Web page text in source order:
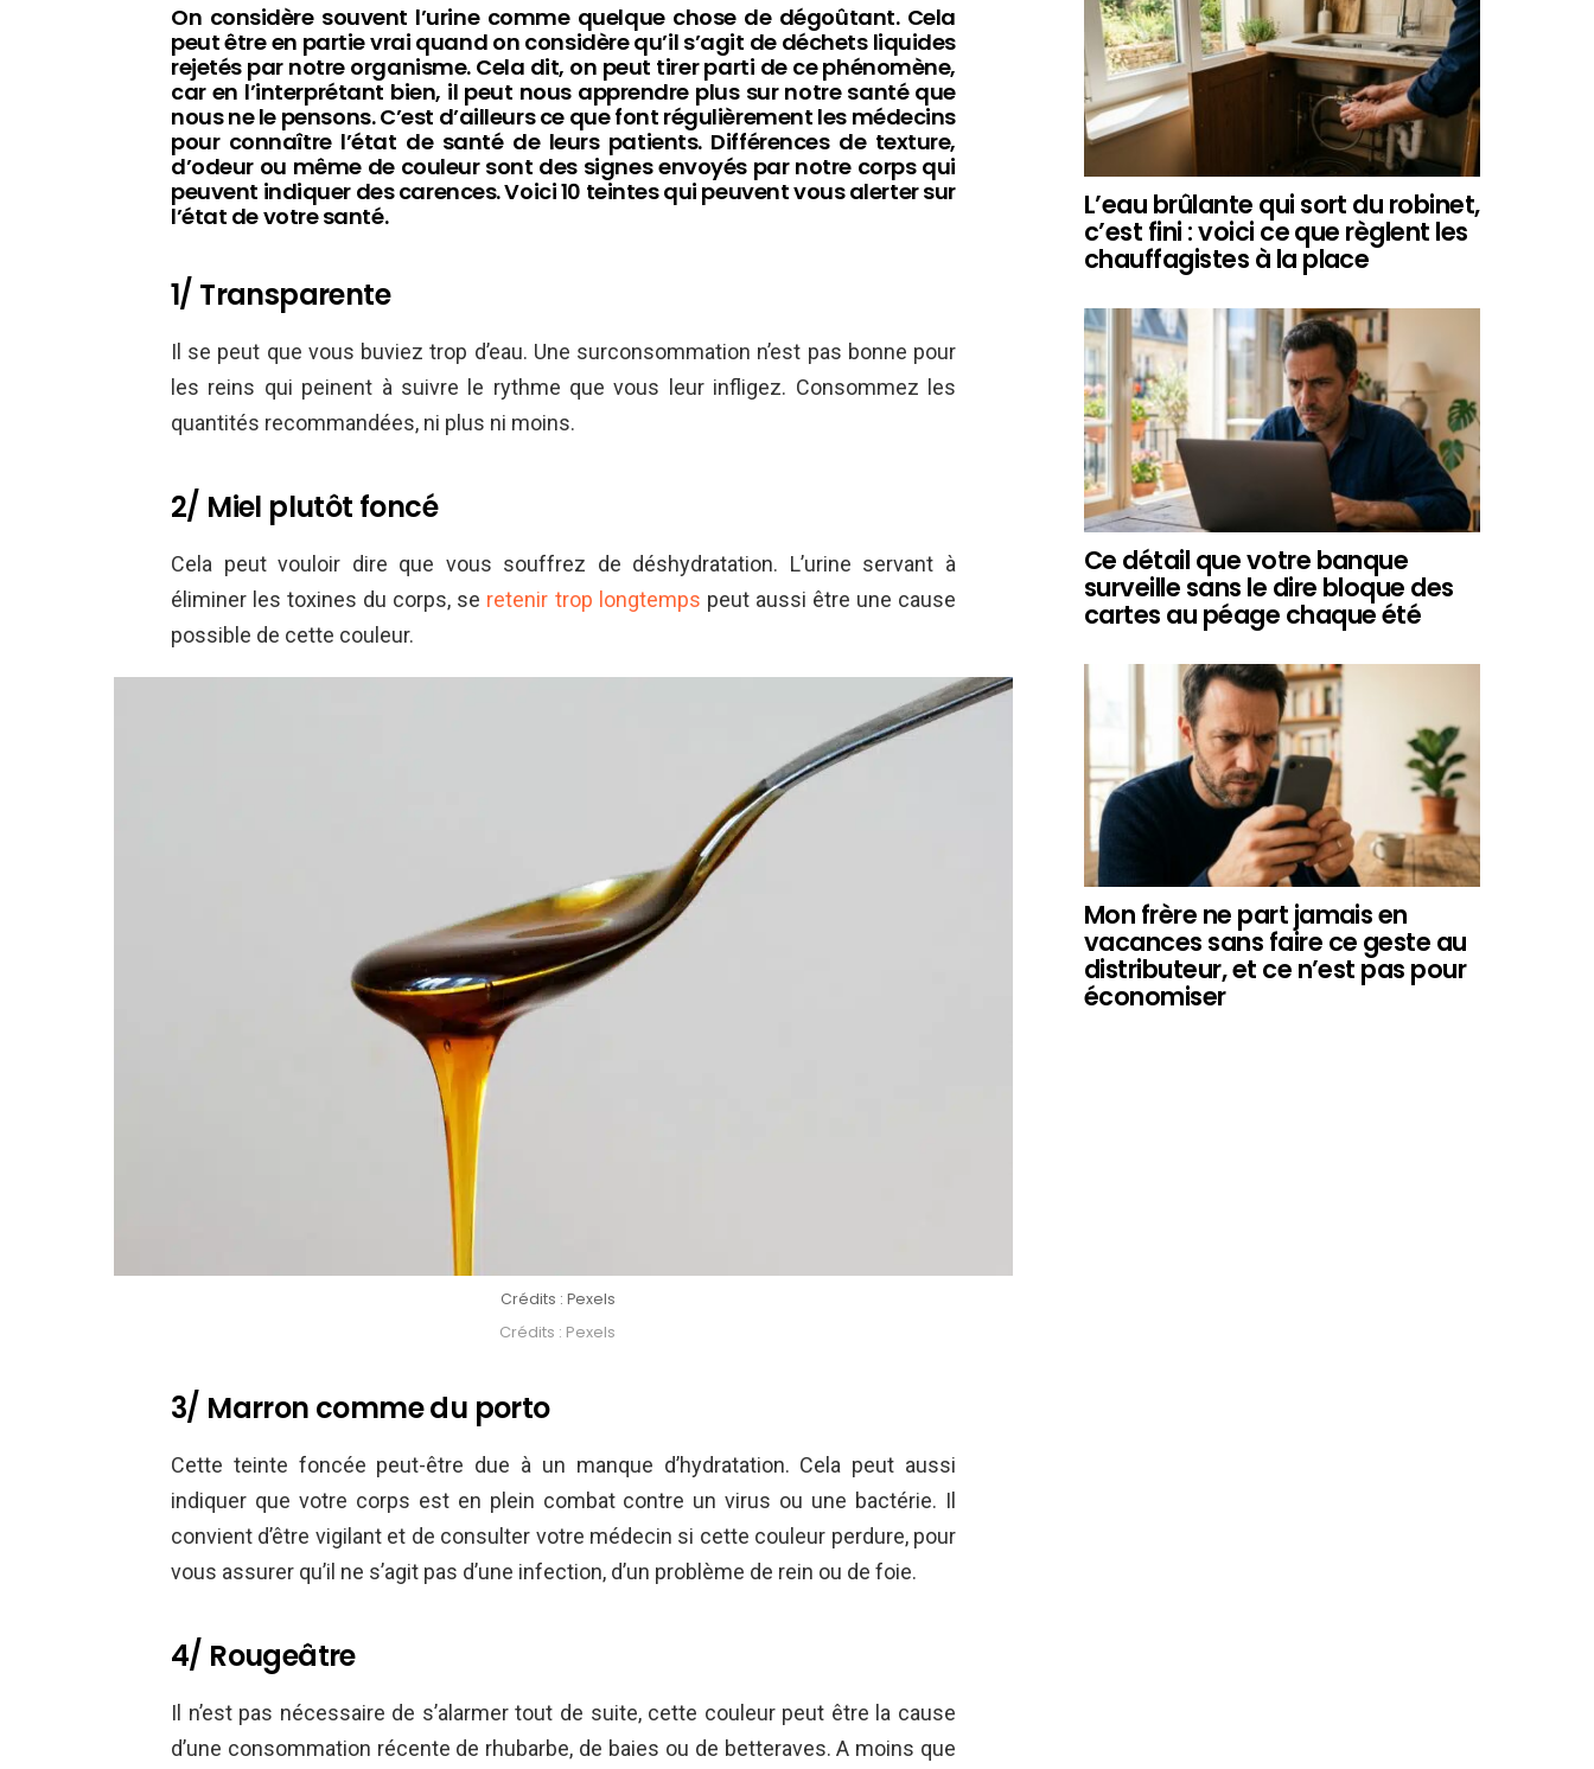
On considère souvent l’urine comme quelque chose de dégoûtant. Cela
peut être en partie vrai quand on considère qu’il s’agit de déchets liquides
rejetés par notre organisme. Cela dit, on peut tirer parti de ce phénomène,
car en l’interprétant bien, il peut nous apprendre plus sur notre santé que
nous ne le pensons. C’est d’ailleurs ce que font régulièrement les médecins
pour connaître l’état de santé de leurs patients. Différences de texture,
d’odeur ou même de couleur sont des signes envoyés par notre corps qui
peuvent indiquer des carences. Voici 10 teintes qui peuvent vous alerter sur
l’état de votre santé.
1/ Transparente
Il se peut que vous buviez trop d’eau. Une surconsommation n’est pas bonne pour
les reins qui peinent à suivre le rythme que vous leur infligez. Consommez les
quantités recommandées, ni plus ni moins.
2/ Miel plutôt foncé
Cela peut vouloir dire que vous souffrez de déshydratation. L’urine servant à
éliminer les toxines du corps, se retenir trop longtemps peut aussi être une cause
possible de cette couleur.
Crédits : Pexels
Crédits : Pexels
3/ Marron comme du porto
Cette teinte foncée peut-être due à un manque d’hydratation. Cela peut aussi
indiquer que votre corps est en plein combat contre un virus ou une bactérie. Il
convient d’être vigilant et de consulter votre médecin si cette couleur perdure, pour
vous assurer qu’il ne s’agit pas d’une infection, d’un problème de rein ou de foie.
4/ Rougeâtre
Il n’est pas nécessaire de s’alarmer tout de suite, cette couleur peut être la cause
d’une consommation récente de rhubarbe, de baies ou de betteraves. A moins que
L’eau brûlante qui sort du robinet,
c’est fini : voici ce que règlent les
chauffagistes à la place
Ce détail que votre banque
surveille sans le dire bloque des
cartes au péage chaque été
Mon frère ne part jamais en
vacances sans faire ce geste au
distributeur, et ce n’est pas pour
économiser